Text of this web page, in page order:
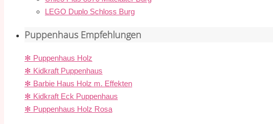
LEGO Duplo Schloss Burg
Puppenhaus Empfehlungen
✻ Puppenhaus Holz
✻ Kidkraft Puppenhaus
✻ Barbie Haus Holz m. Effekten
✻ Kidkraft Eck Puppenhaus
✻ Puppenhaus Holz Rosa